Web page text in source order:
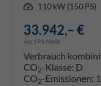
Leistung 110 kW (150 PS)
33.942,– €
incl. 19% MwSt.
Verbrauch
CO2-Klasse: D
CO2-Emissionen: